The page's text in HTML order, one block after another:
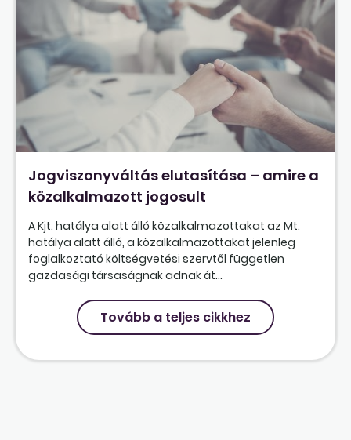
Jogviszonyváltás elutasítása – amire a
közalkalmazott jogosult
A Kjt. hatálya alatt álló közalkalmazottakat az Mt.
hatálya alatt álló, a közalkalmazottakat jelenleg
foglalkoztató költségvetési szervtől független
gazdasági társaságnak adnak át...
Tovább a teljes cikkhez